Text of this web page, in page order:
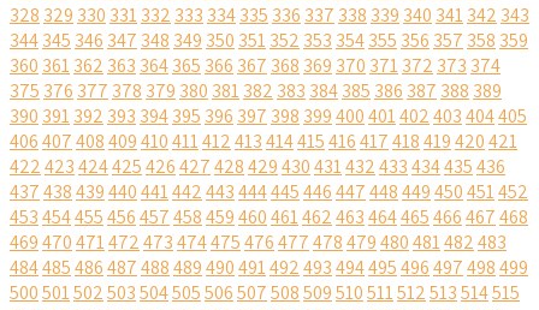
328 329 330 331332 333 334335 336 337 338 339 340 341342 343
344345 346 347 348 349 350 351352 353 354355 356 357 358 359
360 361362 363 364365 366 367 368 369 370 371372 373 374
375 376 377 378 379 380 381382 383 384385 386 387 388 389
390 391392 393 394395 396 397 398 399400401402403404405
406407408409410411412413414415416417418419420421
422423424425426427428429430431432433434435436
437438439440441442443444445446447448449450451452
453454455456457458459460461462463464465466467468
469470471472473474475476477478479480481482483
484485486487488489490491492493494495496497498499
500501502503504505506507508509510511512513514515